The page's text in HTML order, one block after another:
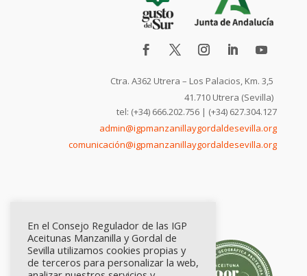
Ctra. A362 Utrera – Los Palacios, Km. 3,5
41.710 Utrera (Sevilla)
tel: (+34) 666.202.756 | (+34) 627.304.127
admin@igpmanzanillaygordaldesevilla.org
comunicación@igpmanzanillaygordaldesevilla.org
En el Consejo Regulador de las IGP
Aceitunas Manzanilla y Gordal de
Sevilla utilizamos cookies propias y
de terceros para personalizar la web,